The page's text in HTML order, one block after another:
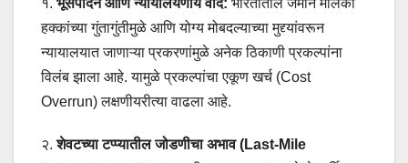
१. भूसंपादन आणि न्यायालयणीय वाद: भारतातील जमीन मालकी
हक्कांच्या गुंतागुंतीमुळे आणि योग्य मोबदल्याच्या मुद्द्यांवरून
न्यायालयात जाणाऱ्या प्रकरणांमुळे अनेक ठिकाणी प्रकल्पांना
विलंब झाला आहे. यामुळे प्रकल्पांचा एकूण खर्च (Cost
Overrun) लक्षणीयरीत्या वाढला आहे.
२.शेवटच्या टप्प्यातील जोडणीचा अभाव (Last-Mile